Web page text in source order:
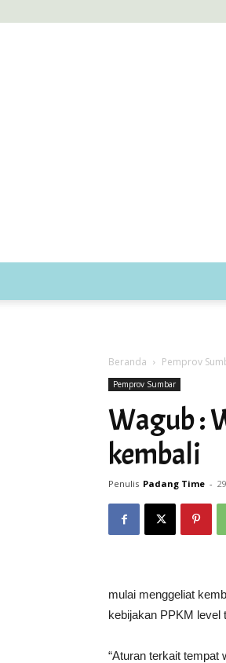
Beranda Pemprov
Pemprov Sumbar
Wagub :
kembali
Penulis Padang Time -
mulai menggeliat
kebijakan PPKM level
“Aturan terkait tempat